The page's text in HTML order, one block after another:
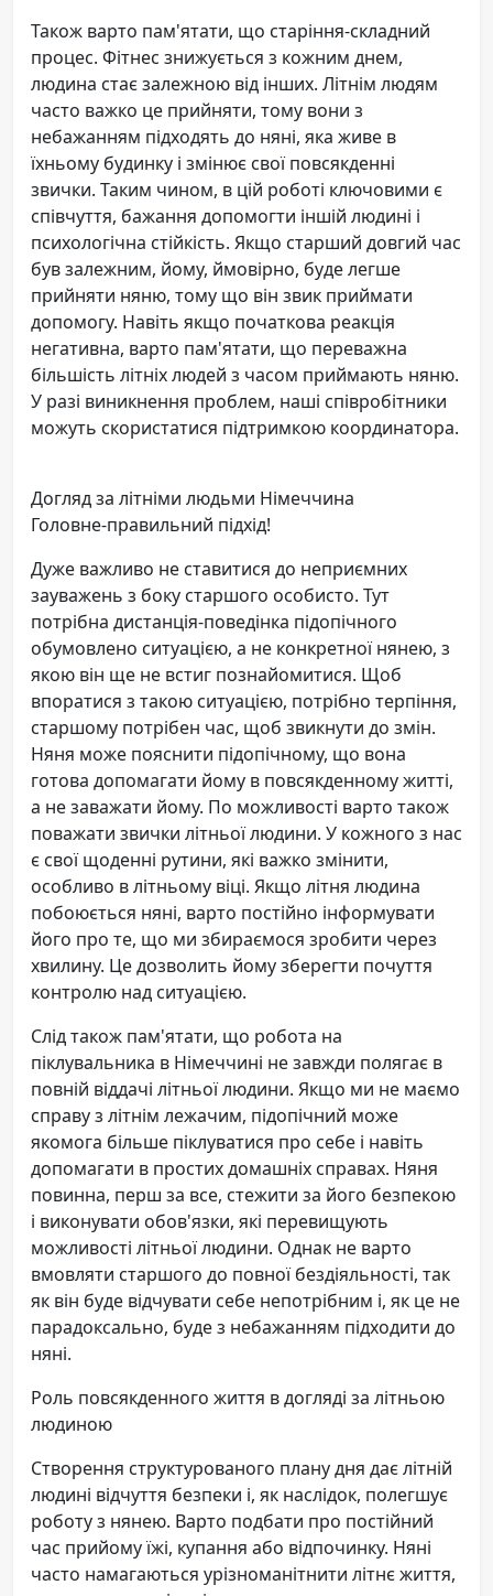
Також варто пам'ятати, що старіння-складний
процес. Фітнес знижується з кожним днем,
людина стає залежною від інших. Літнім людям
часто важко це прийняти, тому вони з
небажанням підходять до няні, яка живе в
їхньому будинку і змінює свої повсякденні
звички. Таким чином, в цій роботі ключовими є
співчуття, бажання допомогти іншій людині і
психологічна стійкість. Якщо старший довгий час
був залежним, йому, ймовірно, буде легше
прийняти няню, тому що він звик приймати
допомогу. Навіть якщо початкова реакція
негативна, варто пам'ятати, що переважна
більшість літніх людей з часом приймають няню.
У разі виникнення проблем, наші співробітники
можуть скористатися підтримкою координатора.
Догляд за літніми людьми Німеччина
Головне-правильний підхід!
Дуже важливо не ставитися до неприємних
зауважень з боку старшого особисто. Тут
потрібна дистанція-поведінка підопічного
обумовлено ситуацією, а не конкретної нянею, з
якою він ще не встиг познайомитися. Щоб
впоратися з такою ситуацією, потрібно терпіння,
старшому потрібен час, щоб звикнути до змін.
Няня може пояснити підопічному, що вона
готова допомагати йому в повсякденному житті,
а не заважати йому. По можливості варто також
поважати звички літньої людини. У кожного з нас
є свої щоденні рутини, які важко змінити,
особливо в літньому віці. Якщо літня людина
побоюється няні, варто постійно інформувати
його про те, що ми збираємося зробити через
хвилину. Це дозволить йому зберегти почуття
контролю над ситуацією.
Слід також пам'ятати, що робота на
піклувальника в Німеччині не завжди полягає в
повній віддачі літньої людини. Якщо ми не маємо
справу з літнім лежачим, підопічний може
якомога більше піклуватися про себе і навіть
допомагати в простих домашніх справах. Няня
повинна, перш за все, стежити за його безпекою
і виконувати обов'язки, які перевищують
можливості літньої людини. Однак не варто
вмовляти старшого до повної бездіяльності, так
як він буде відчувати себе непотрібним і, як це не
парадоксально, буде з небажанням підходити до
няні.
Роль повсякденного життя в догляді за літньою
людиною
Створення структурованого плану дня дає літній
людині відчуття безпеки і, як наслідок, полегшує
роботу з нянею. Варто подбати про постійний
час прийому їжі, купання або відпочинку. Няні
часто намагаються урізноманітнити літнє життя,